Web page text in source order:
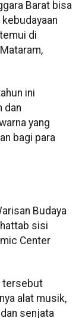
Barat bisa
di
ini
dan
yang
bagi para
Budaya
sisi
Center
tersebut
alat musik,
senjata